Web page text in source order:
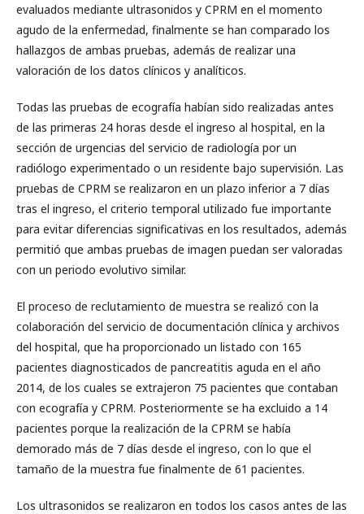
evaluados mediante ultrasonidos y CPRM en el momento
agudo de la enfermedad, finalmente se han comparado los
hallazgos de ambas pruebas, además de realizar una
valoración de los datos clínicos y analíticos.
Todas las pruebas de ecografía habían sido realizadas antes
de las primeras 24 horas desde el ingreso al hospital, en la
sección de urgencias del servicio de radiología por un
radiólogo experimentado o un residente bajo supervisión. Las
pruebas de CPRM se realizaron en un plazo inferior a 7 días
tras el ingreso, el criterio temporal utilizado fue importante
para evitar diferencias significativas en los resultados, además
permitió que ambas pruebas de imagen puedan ser valoradas
con un periodo evolutivo similar.
El proceso de reclutamiento de muestra se realizó con la
colaboración del servicio de documentación clínica y archivos
del hospital, que ha proporcionado un listado con 165
pacientes diagnosticados de pancreatitis aguda en el año
2014, de los cuales se extrajeron 75 pacientes que contaban
con ecografía y CPRM. Posteriormente se ha excluido a 14
pacientes porque la realización de la CPRM se había
demorado más de 7 días desde el ingreso, con lo que el
tamaño de la muestra fue finalmente de 61 pacientes.
Los ultrasonidos se realizaron en todos los casos antes de las